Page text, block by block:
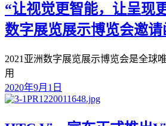
“让视觉更智能，让呈现
数字展览展示博览会邀请
2021亚洲数字展览展示博览会是全球
用
2020年9月1日